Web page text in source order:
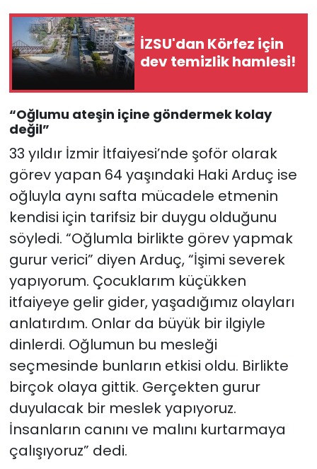
İZSU'dan Körfez için
dev temizlik hamlesi!
“Oğlumu ateşin içine göndermek kolay
değil”
33 yıldır İzmir İtfaiyesi’nde şoför olarak
görev yapan 64 yaşındaki Haki Arduç ise
oğluyla aynı safta mücadele etmenin
kendisi için tarifsiz bir duygu olduğunu
söyledi. “Oğlumla birlikte görev yapmak
gurur verici” diyen Arduç, “İşimi severek
yapıyorum. Çocuklarım küçükken
itfaiyeye gelir gider, yaşadığımız olayları
anlatırdım. Onlar da büyük bir ilgiyle
dinlerdi. Oğlumun bu mesleği
seçmesinde bunların etkisi oldu. Birlikte
birçok olaya gittik. Gerçekten gurur
duyulacak bir meslek yapıyoruz.
İnsanların canını ve malını kurtarmaya
çalışıyoruz” dedi.